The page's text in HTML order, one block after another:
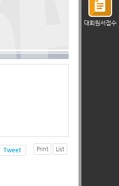
Print List
Tweet
대회원서접수